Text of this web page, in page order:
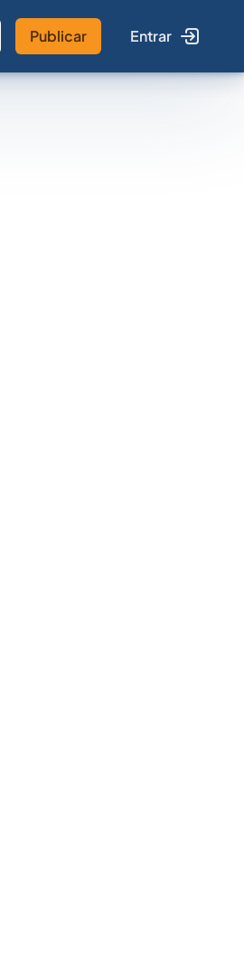
Publicar Entrar